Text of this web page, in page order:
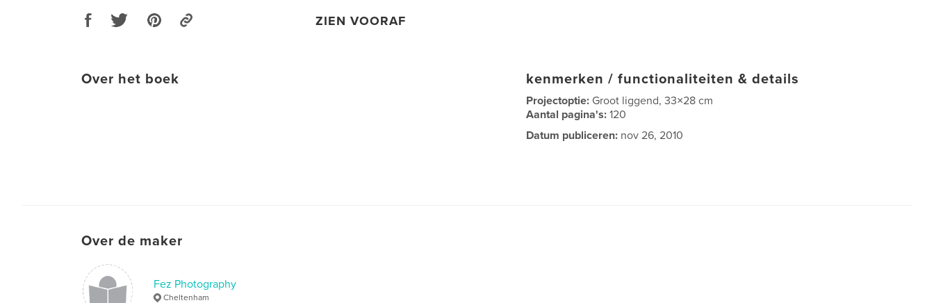
ZIEN VOORAF
Over het boek kenmerken / functionaliteiten & details
Projectoptie: Groot liggend, 33×28 cm
Aantal pagina's:120
Datum publiceren: nov 26, 2010
Over de maker
Fez Photography
Cheltenham